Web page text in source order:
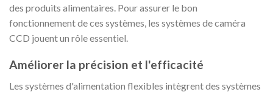
des produits alimentaires. Pour assurer le bon
fonctionnement de ces systèmes, les systèmes de caméra
CCD jouent un rôle essentiel.
Améliorer la précision et l'efficacité
Les systèmes d'alimentation flexibles intègrent des systèmes